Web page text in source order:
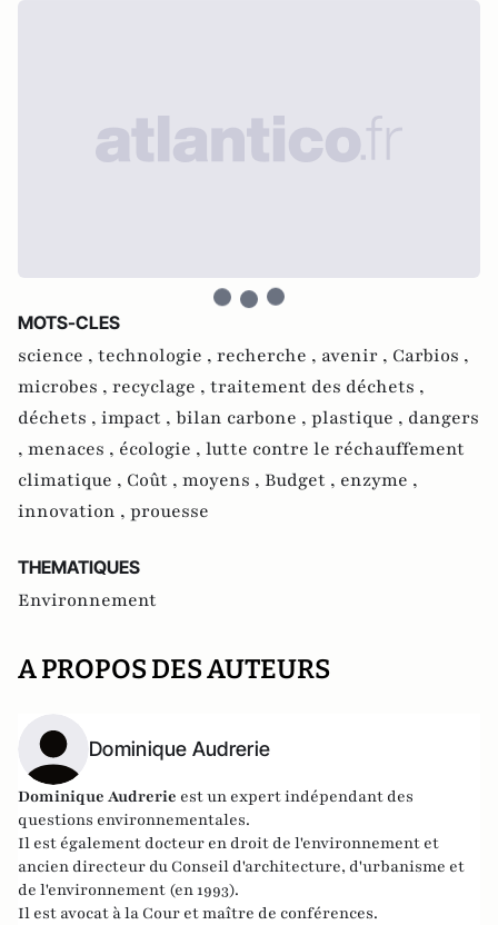
MOTS-CLES
science , technologie , recherche , avenir , Carbios ,
microbes , recyclage , traitement des déchets ,
déchets , impact , bilan carbone , plastique , dangers
, menaces , écologie , lutte contre le réchauffement
climatique , Coût , moyens , Budget , enzyme ,
innovation , prouesse
THEMATIQUES
Environnement
A PROPOS DES AUTEURS
Dominique Audrerie
Dominique Audrerie est un expert indépendant des
questions environnementales.
Il est également docteur en droit de l'environnement et
ancien directeur du Conseil d'architecture, d'urbanisme et
de l'environnement (en 1993).
Il est avocat à la Cour et maître de conférences.